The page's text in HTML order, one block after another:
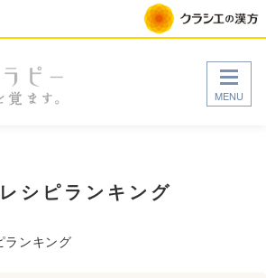
MENU
シピランキング
ランキング